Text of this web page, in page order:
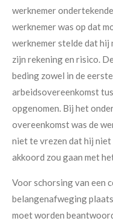
werknemer
werknemer was op dat
werknemer stelde dat
zijn rekening en risico.
beding zowel in de
arbeidsovereenkomst
opgenomen. Bij het
overeenkomst was de
niet te vrezen dat hij
akkoord zou gaan met
Voor schorsing van een
belangenafweging
moet worden